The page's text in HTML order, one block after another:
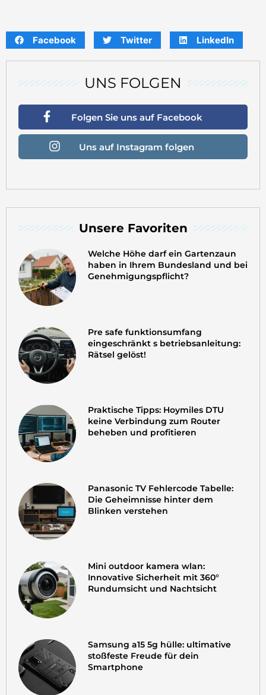
UNS FOLGEN
Folgen Sie uns auf Facebook
Uns auf Instagram folgen
Unsere Favoriten
Welche Höhe darf ein Gartenzaun
haben in Ihrem Bundesland und bei
Genehmigungspflicht?
Pre safe funktionsumfang
eingeschränkt s betriebsanleitung:
Rätsel gelöst!
Praktische Tipps: Hoymiles DTU
keine Verbindung zum Router
beheben und profitieren
Panasonic TV Fehlercode Tabelle:
Die Geheimnisse hinter dem
Blinken verstehen
Mini outdoor kamera wlan:
Innovative Sicherheit mit 360°
Rundumsicht und Nachtsicht
Samsung a15 5g hülle: ultimative
stoßfeste Freude für dein
Smartphone
Facebook Twitter LinkedIn